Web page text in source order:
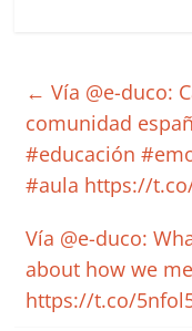
← Vía @e-duco:
comunidad
#educación
#aula https://
Vía @e-duco:
about how we
https://t.co/